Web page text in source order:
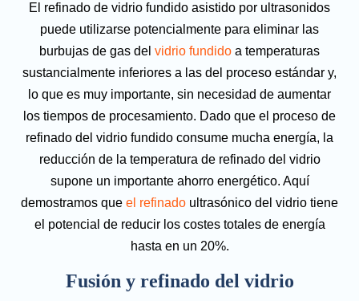
El refinado de vidrio fundido asistido por ultrasonidos
puede utilizarse potencialmente para eliminar las
burbujas de gas del vidrio fundido a temperaturas
sustancialmente inferiores a las del proceso estándar y,
lo que es muy importante, sin necesidad de aumentar
los tiempos de procesamiento. Dado que el proceso de
refinado del vidrio fundido consume mucha energía, la
reducción de la temperatura de refinado del vidrio
supone un importante ahorro energético. Aquí
demostramos que el refinado ultrasónico del vidrio tiene
el potencial de reducir los costes totales de energía
hasta en un 20%.
Fusión y refinado del vidrio